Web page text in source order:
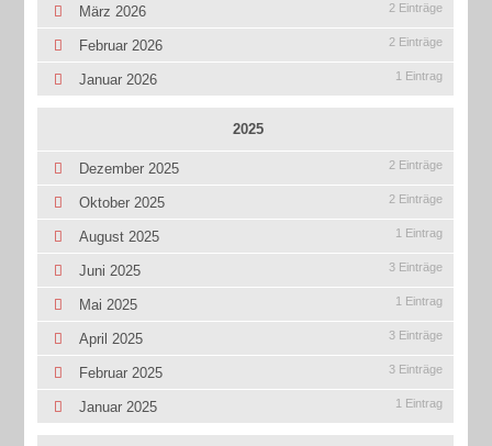
März 2026 2 Einträge
Februar 2026 2 Einträge
Januar 2026 1 Eintrag
2025
Dezember 2025 2 Einträge
Oktober 2025 2 Einträge
August 2025 1 Eintrag
Juni 2025 3 Einträge
Mai 2025 1 Eintrag
April 2025 3 Einträge
Februar 2025 3 Einträge
Januar 2025 1 Eintrag